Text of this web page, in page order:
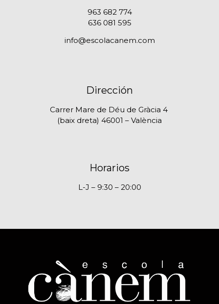
963 682 774
636 081 595
info@escolacanem.com
Dirección
Carrer Mare de Déu de Gràcia 4
(baix dreta) 46001 – València
Horarios
L-J – 9:30 – 20:00